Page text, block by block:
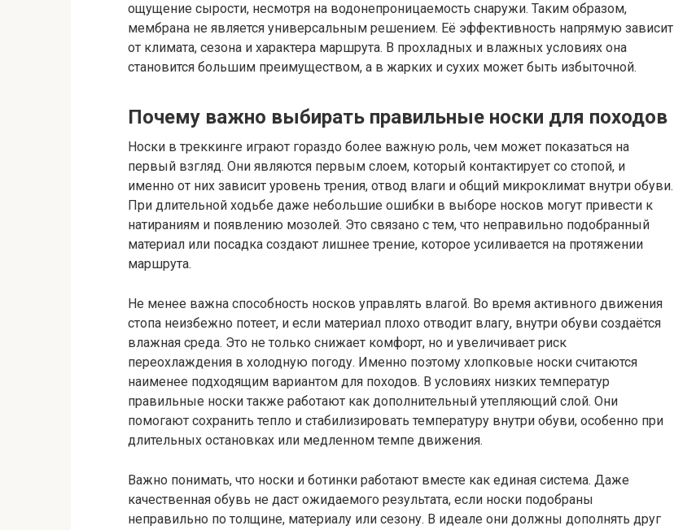
ощущение сырости, несмотря на водонепроницаемость снаружи. Таким образом,
мембрана не является универсальным решением. Её эффективность напрямую зависит
от климата, сезона и характера маршрута. В прохладных и влажных условиях она
становится большим преимуществом, а в жарких и сухих может быть избыточной.
Почему важно выбирать правильные носки для походов
Носки в треккинге играют гораздо более важную роль, чем может показаться на
первый взгляд. Они являются первым слоем, который контактирует со стопой, и
именно от них зависит уровень трения, отвод влаги и общий микроклимат внутри обуви.
При длительной ходьбе даже небольшие ошибки в выборе носков могут привести к
натираниям и появлению мозолей. Это связано с тем, что неправильно подобранный
материал или посадка создают лишнее трение, которое усиливается на протяжении
маршрута.
Не менее важна способность носков управлять влагой. Во время активного движения
стопа неизбежно потеет, и если материал плохо отводит влагу, внутри обуви создаётся
влажная среда. Это не только снижает комфорт, но и увеличивает риск
переохлаждения в холодную погоду. Именно поэтому хлопковые носки считаются
наименее подходящим вариантом для походов. В условиях низких температур
правильные носки также работают как дополнительный утепляющий слой. Они
помогают сохранить тепло и стабилизировать температуру внутри обуви, особенно при
длительных остановках или медленном темпе движения.
Важно понимать, что носки и ботинки работают вместе как единая система. Даже
качественная обувь не даст ожидаемого результата, если носки подобраны
неправильно по толщине, материалу или сезону. В идеале они должны дополнять друг